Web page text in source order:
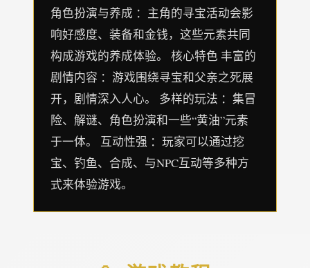
角色扮演与养成 ：主角的寻宝活动会影
响好感度、装备和金钱，这些元素共同
构成游戏的养成体验。 核心特色 丰富的
剧情内容 ：游戏围绕寻宝和父亲之死展
开，剧情深入人心。 多样的玩法 ：集冒
险、解谜、角色扮演和一些“黄油”元素
于一体。 互动性强 ：玩家可以通过挖
宝、钓鱼、合成、与NPC互动等多种方
式来体验游戏。